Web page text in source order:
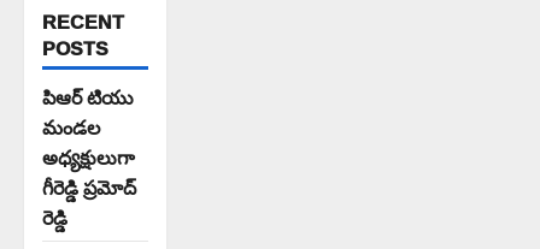
RECENT
POSTS
పిఆర్ టియు
మండల
అధ్యక్షులుగా
గీరెడ్డి ప్రమోద్
రెడ్డి